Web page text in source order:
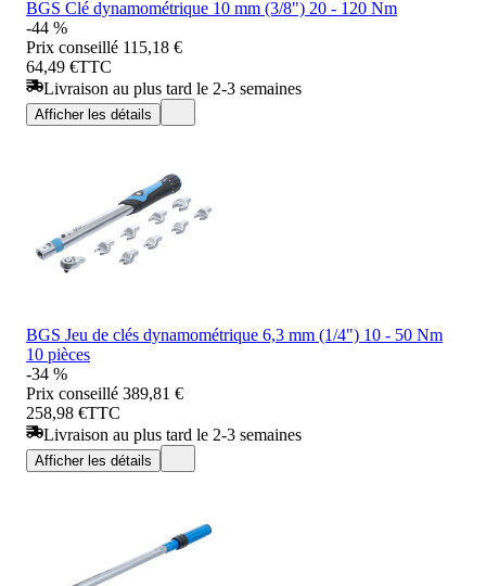
BGS Clé dynamométrique 10 mm (3/8") 20 - 120 Nm
-44 %
Prix conseillé 115,18 €
64,49 €TTC
Livraison au plus tard le 2-3 semaines
Afficher les détails
BGS Jeu de clés dynamométrique 6,3 mm (1/4") 10 - 50 Nm
10 pièces
-34 %
Prix conseillé 389,81 €
258,98 €TTC
Livraison au plus tard le 2-3 semaines
Afficher les détails